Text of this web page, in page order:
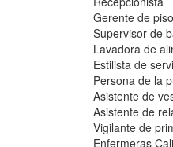
Gerente de
Supervisor de
Lavadora de
Estilista de
Persona de la
Asistente de
Asistente de
Vigilante de
Enfermeras